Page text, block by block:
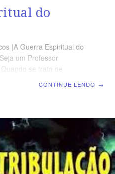
do
|A Guerra Espiritual do
um Professor
se trata de
Satanás é nos deixar
de agir. Uma vez ouvi
se envolvesse tão-
CONTINUE LENDO →